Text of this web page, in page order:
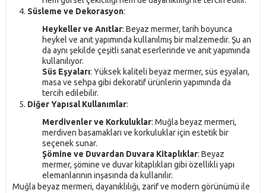
Süsleme ve Dekorasyon:
Heykeller ve Anıtlar: Beyaz mermer, tarih boyunca
heykel ve anıt yapımında kullanılmış bir malzemedir. Şu an
da aynı şekilde çeşitli sanat eserlerinde ve anıt yapımında
kullanılıyor.
Süs Eşyaları: Yüksek kaliteli beyaz mermer, süs eşyaları,
masa ve sehpa gibi dekoratif ürünlerin yapımında da
tercih edilebilir.
Diğer Yapısal Kullanımlar:
Merdivenler ve Korkuluklar: Muğla beyaz mermeri,
merdiven basamakları ve korkuluklar için estetik bir
seçenek sunar.
Şömine ve Duvardan Duvara Kitaplıklar: Beyaz
mermer, şömine ve duvar kitaplıkları gibi özellikli yapı
elemanlarının inşasında da kullanılır.
Muğla beyaz mermeri, dayanıklılığı, zarif ve modern görünümü ile